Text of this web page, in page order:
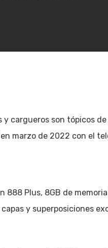
y cargueros son tópicos
marzo de 2022 con el
Plus, 8GB de memoria
y superposiciones